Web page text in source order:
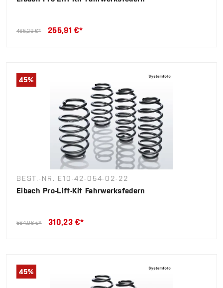
465,29 €* 255,91 €*
45%
BEST.-NR. E10-42-054-02-22
Eibach Pro-Lift-Kit Fahrwerksfedern
564,06 €* 310,23 €*
45%